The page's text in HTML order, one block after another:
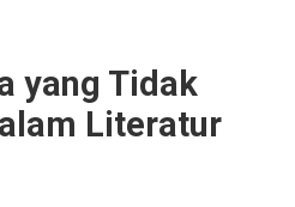
yang Tidak
Literatur